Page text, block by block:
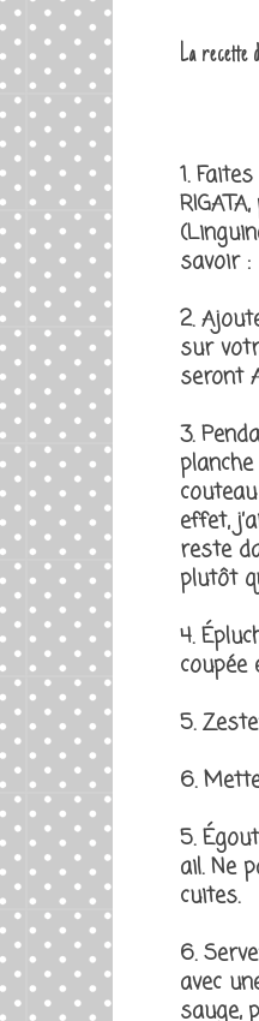
La recette
1.
savoir :
2.
sur
seront
3.
effet,
reste
plutôt
4.
5.
6.
5.
ail. Ne
cuites.
6.
avec
sauge,